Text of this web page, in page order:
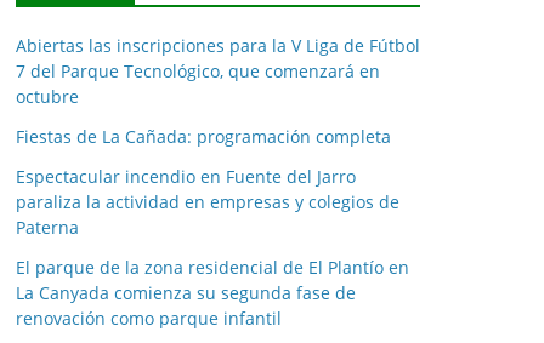
i
a
p
o
r
m
e
s
e
Abiertas las inscripciones para la V Liga de Fútbol
7 del Parque Tecnológico, que comenzará en
octubre
Fiestas de La Cañada: programación completa
Espectacular incendio en Fuente del Jarro
paraliza la actividad en empresas y colegios de
Paterna
El parque de la zona residencial de El Plantío en
La Canyada comienza su segunda fase de
renovación como parque infantil